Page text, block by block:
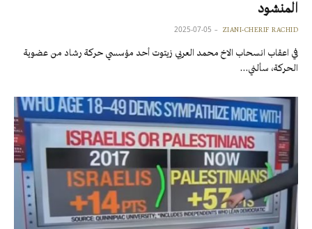
المنشود
ZIANI-CHERIF RACHID
2025-07-05
في اعقاب انسحاب الاخ محمد العربي زيتوت أحد مؤسسي حركة رشاد من عضوية
الحركة، سألني…